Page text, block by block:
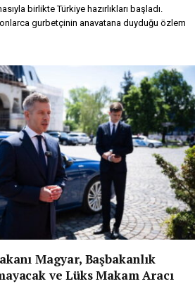
birlikte Türkiye hazırlıkları başladı.
gurbetçinin anavatana duyduğu özlem
Magyar, Başbakanlık
ve Lüks Makam Aracı